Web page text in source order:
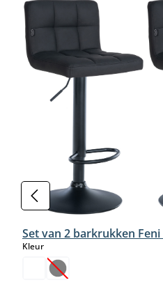
Set van 2 barkrukken
Kleurselect
(Deze optie is momenteel